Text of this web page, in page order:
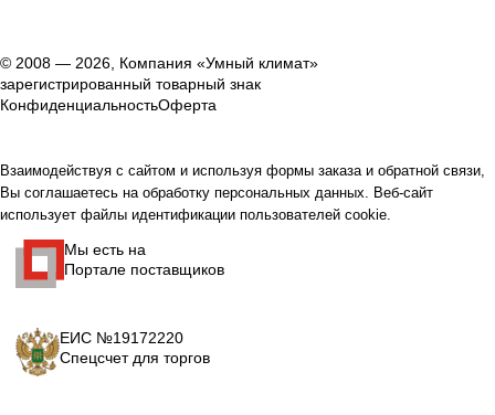
© 2008 — 2026, Компания «Умный климат»
зарегистрированный товарный знак
КонфиденциальностьОферта
Взаимодействуя с сайтом и используя формы заказа и обратной связи,
Вы соглашаетесь на обработку персональных данных. Веб-сайт
использует файлы идентификации пользователей cookie.
Мы есть на
Портале поставщиков
ЕИС №19172220
Спецсчет для торгов